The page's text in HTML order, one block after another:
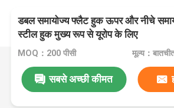
डबल समायोज्य फ्लैट हुक ऊपर और नीचे
स्टील हुक मुख्य रूप से यूरोप के लिए
MOQ：200 पीसी मूल्य：
सबसे अच्छी कीमत